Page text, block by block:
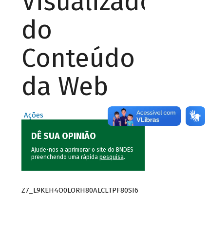
do
Conteúdo
da Web
Ações
DÊ SUA OPINIÃO
Ajude-nos a aprimorar o site do BNDES
preenchendo uma rápida pesquisa.
Z7_L9KEH4O0LORH80ALCLTPF80SI6